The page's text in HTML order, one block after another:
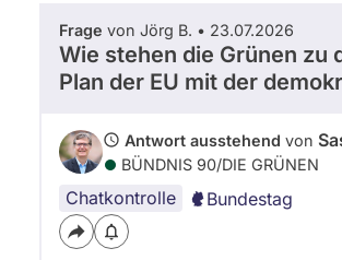
e
r
g
Frage von Jörg B. • 23.07.2026
Wie stehen die Grünen zu
Plan der EU mit der
Antwort ausstehend von
BÜNDNIS 90/­DIE GRÜNEN
Chatkontrolle Bundestag